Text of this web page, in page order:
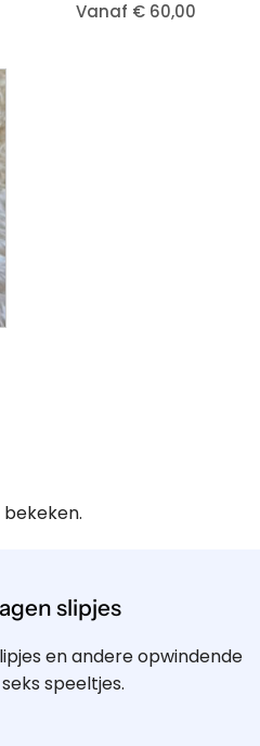
Vanaf € 60,00
slipjes
en andere opwindende
speeltjes.